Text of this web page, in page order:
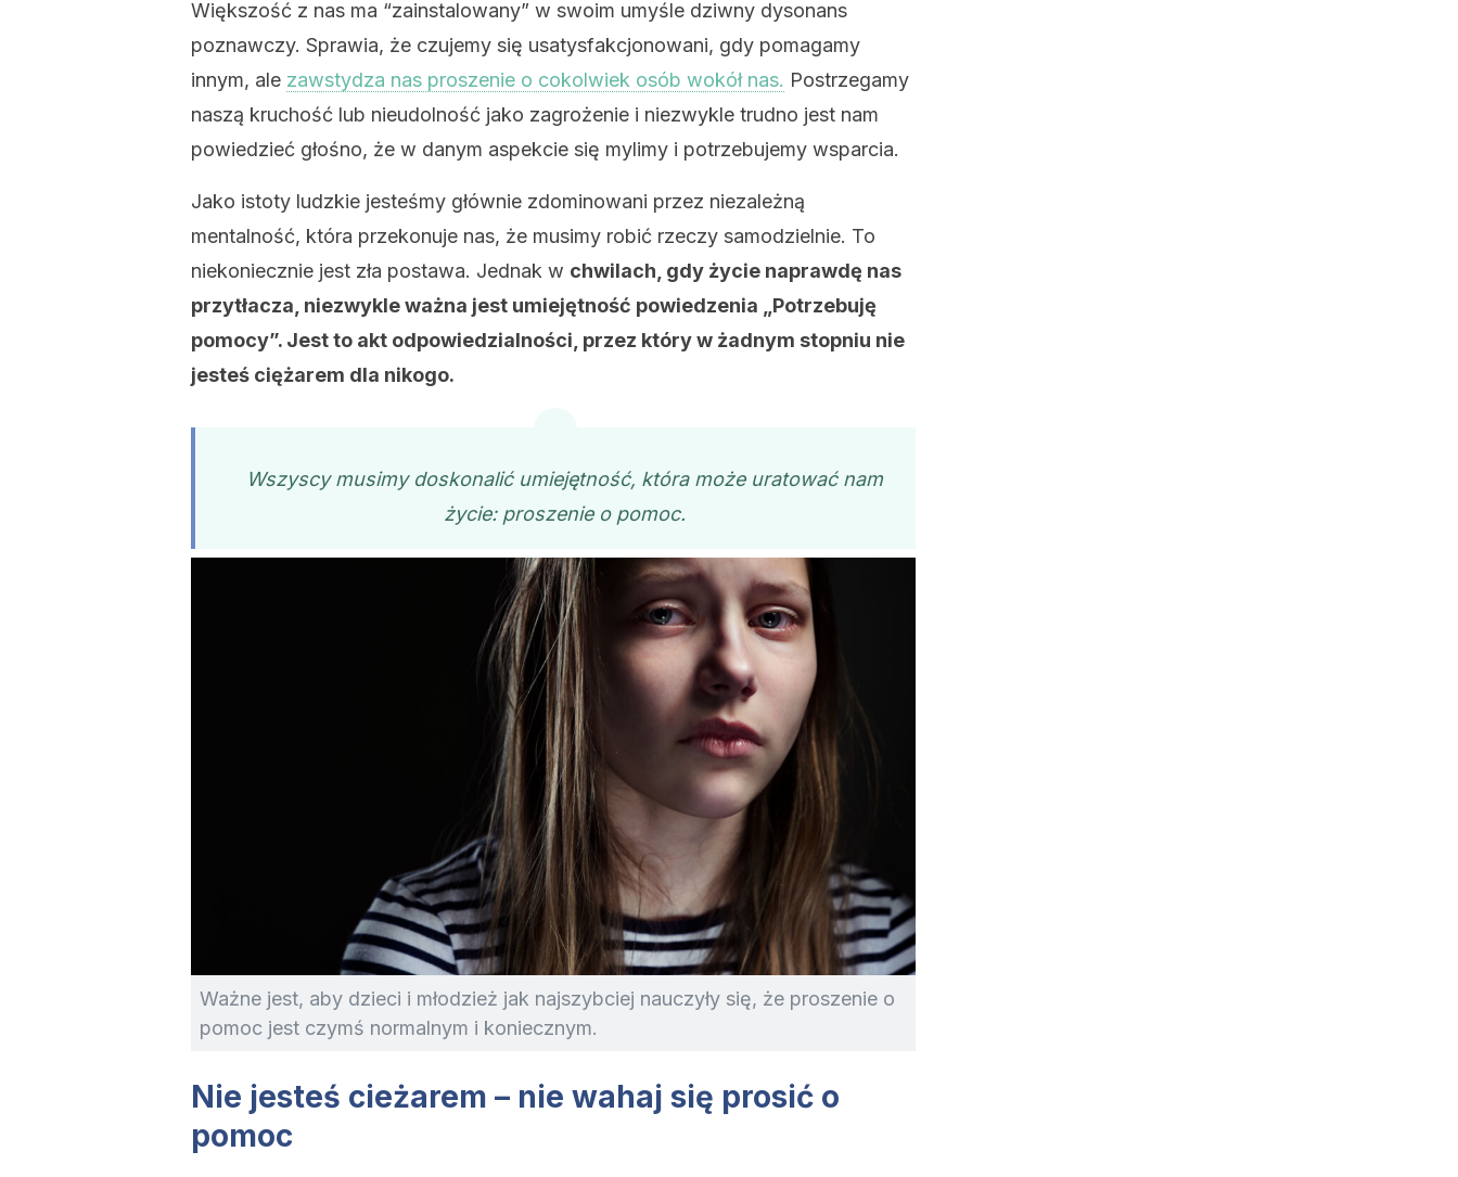
Większość z nas ma “zainstalowany” w swoim umyśle dziwny dysonans
poznawczy. Sprawia, że czujemy się usatysfakcjonowani, gdy pomagamy
innym, ale zawstydza nas proszenie o cokolwiek osób wokół nas. Postrzegamy
naszą kruchość lub nieudolność jako zagrożenie i niezwykle trudno jest nam
powiedzieć głośno, że w danym aspekcie się mylimy i potrzebujemy wsparcia.
Jako istoty ludzkie jesteśmy głównie zdominowani przez niezależną
mentalność, która przekonuje nas, że musimy robić rzeczy samodzielnie. To
niekoniecznie jest zła postawa. Jednak w chwilach, gdy życie naprawdę nas
przytłacza, niezwykle ważna jest umiejętność powiedzenia „Potrzebuję
pomocy”. Jest to akt odpowiedzialności, przez który w żadnym stopniu nie
jesteś ciężarem dla nikogo.
Wszyscy musimy doskonalić umiejętność, która może uratować nam
życie: proszenie o pomoc.
Ważne jest, aby dzieci i młodzież jak najszybciej nauczyły się, że proszenie o
pomoc jest czymś normalnym i koniecznym.
Nie jesteś cieżarem – nie wahaj się prosić o
pomoc